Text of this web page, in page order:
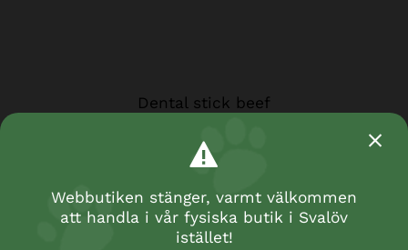
Dental stick beef
Webbutiken stänger, varmt välkommen
att handla i vår fysiska butik i Svalöv
istället!